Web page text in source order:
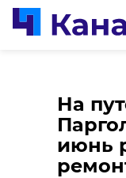
На
июнь
за
тысяч
на